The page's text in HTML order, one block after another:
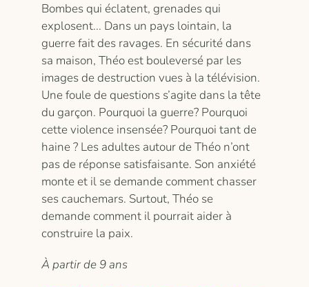
Bombes qui éclatent, grenades qui
explosent... Dans un pays lointain, la
guerre fait des ravages. En sécurité dans
sa maison, Théo est bouleversé par les
images de destruction vues à la télévision.
Une foule de questions s’agite dans la tête
du garçon. Pourquoi la guerre? Pourquoi
cette violence insensée? Pourquoi tant de
haine ? Les adultes autour de Théo n’ont
pas de réponse satisfaisante. Son anxiété
monte et il se demande comment chasser
ses cauchemars. Surtout, Théo se
demande comment il pourrait aider à
construire la paix.
À partir de 9 ans